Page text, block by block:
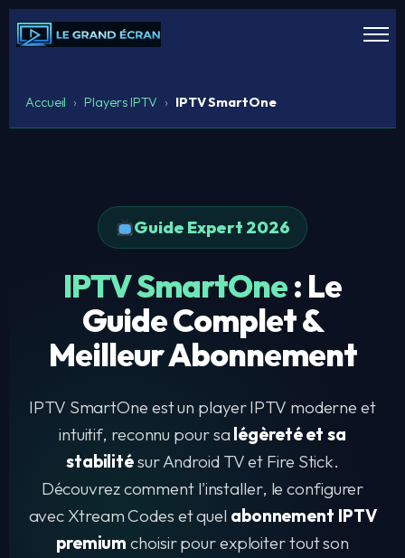
Accueil › Players IPTV › IPTV SmartOne
Guide Expert 2026
IPTV SmartOne: Le
Guide Complet &
Meilleur Abonnement
IPTV SmartOne est un player IPTV moderne et
intuitif, reconnu pour sa légèreté et sa
stabilitésur Android TV et Fire Stick.
Découvrez comment l'installer, le configurer
avec Xtream Codes et quel abonnement IPTV
premium choisir pour exploiter tout son